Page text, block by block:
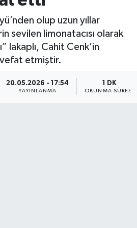
olup uzun yıllar
sevilen limonatacısı olarak
lakaplı, Cahit Cenk’in
vefat etmiştir.
20.05.2026 - 17:54
YAYINLANMA
1 DK
OKUNMA SÜRESI